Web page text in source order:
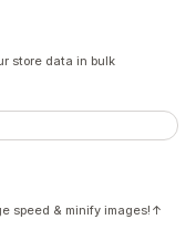
store data in bulk
speed & minify images!↑